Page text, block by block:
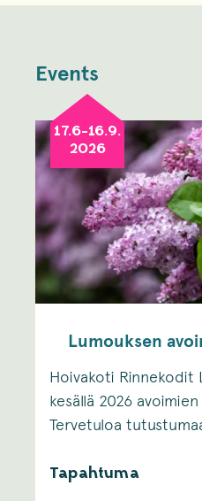
Events
17.6-16.9.
2026
Lumouksen
Hoivakoti Rinnekodit
kesällä 2026
Tervetuloa
Tapahtuma